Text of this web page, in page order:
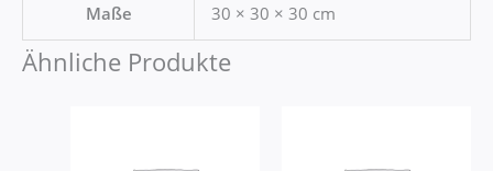
Maße 30 × 30 × 30 cm
Ähnliche Produkte